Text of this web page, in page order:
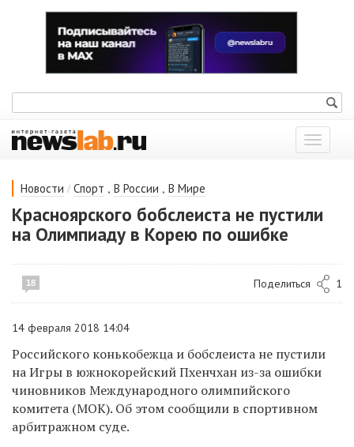
Показать
меню
Новости / Спорт , В России , В Мире
Красноярского бобслеиста не пустили
на Олимпиаду в Корею по ошибке
18 Поделиться 1
14 февраля 2018 14:04
Российского конькобежца и бобслеиста не пустили
на Игры в южнокорейский Пхенчхан из-за ошибки
чиновников Международного олимпийского
комитета (МОК). Об этом сообщили в спортивном
арбитражном суде.